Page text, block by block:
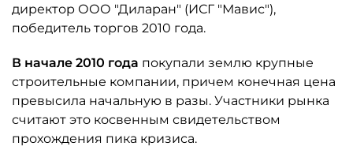
директор ООО "Диларан" (ИСГ "Мавис"),
победитель торгов 2010 года.
В начале 2010 года покупали землю крупные
строительные компании, причем конечная цена
превысила начальную в разы. Участники рынка
считают это косвенным свидетельством
прохождения пика кризиса.